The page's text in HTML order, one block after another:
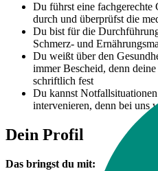
Du führst eine
durch und überprüfst die
Du bist für die
Schmerz- und
Du weißt über den
immer Bescheid, denn
schriftlich fest
Du kannst Notfallsituationen
intervenieren, denn bei uns
Dein Profil
Das bringst du mit: